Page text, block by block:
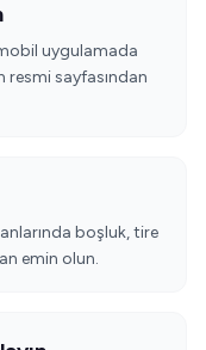
uygulamada
resmi sayfasından
boşluk, tire
emin olun.